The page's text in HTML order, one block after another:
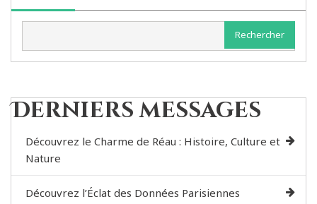
Rechercher
Derniers messages
Découvrez le Charme de Réau : Histoire, Culture et
Nature
Découvrez l’Éclat des Données Parisiennes